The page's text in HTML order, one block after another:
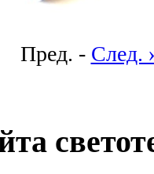
Пред. - След.